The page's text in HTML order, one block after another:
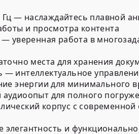
Гц — наслаждайтесь
и просмотра контента
работа в
места для хранения
интеллектуальное
энергии для минимального
для полного
корпус с современной
и